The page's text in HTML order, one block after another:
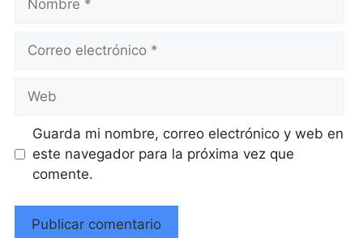
Correo
Web
Guarda mi nombre, correo electrónico y web en
este navegador para la próxima vez que
comente.